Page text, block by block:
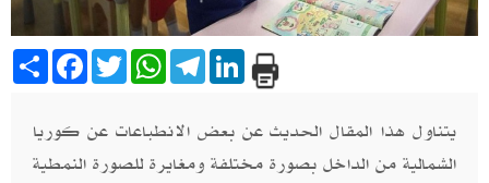
Share Facebook
TwitterWhatsAppTelegramLinkedIn
يتناول هذا المقال الحديث عن بعض الانطباعات عن كوريا
الشمالية من الداخل بصورة مختلفة ومغايرة للصورة النمطية